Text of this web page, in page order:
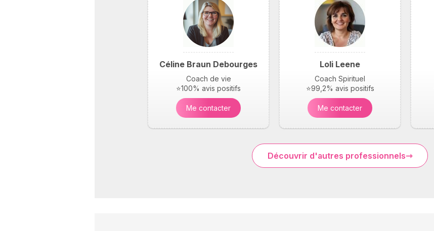
Céline Braun Debourges
Coach de vie
⭐100% avis positifs
Me contacter
Loli Leene
Coach Spirituel
⭐99,2% avis positifs
Me contacter
Découvrir d'autres professionnels